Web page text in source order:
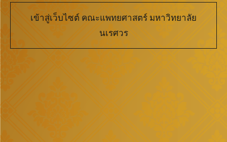
เข้าสู่เว็บไซต์ คณะแพทยศาสตร์ มหาวิทยาลัย
นเรศวร